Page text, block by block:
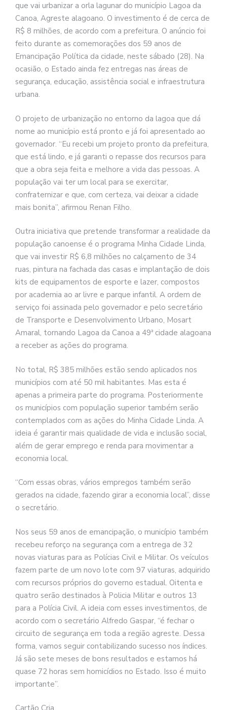
que vai urbanizar a orla lagunar do município Lagoa da
Canoa, Agreste alagoano. O investimento é de cerca de
R$ 8 milhões, de acordo com a prefeitura. O anúncio foi
feito durante as comemorações dos 59 anos de
Emancipação Política da cidade, neste sábado (28). Na
ocasião, o Estado ainda fez entregas nas áreas de
segurança, educação, assistência social e infraestrutura
urbana.
O projeto de urbanização no entorno da lagoa que dá
nome ao município está pronto e já foi apresentado ao
governador. “Eu recebi um projeto pronto da prefeitura,
que está lindo, e já garanti o repasse dos recursos para
que a obra seja feita e melhore a vida das pessoas. A
população vai ter um local para se exercitar,
confraternizar e que, com certeza, vai deixar a cidade
mais bonita”, afirmou Renan Filho.
Outra iniciativa que pretende transformar a realidade da
população canoense é o programa Minha Cidade Linda,
que vai investir R$ 6,8 milhões no calçamento de 34
ruas, pintura na fachada das casas e implantação de dois
kits de equipamentos de esporte e lazer, compostos
por academia ao ar livre e parque infantil. A ordem de
serviço foi assinada pelo governador e pelo secretário
de Transporte e Desenvolvimento Urbano, Mosart
Amaral, tornando Lagoa da Canoa a 49ª cidade alagoana
a receber as ações do programa.
No total, R$ 385 milhões estão sendo aplicados nos
municípios com até 50 mil habitantes. Mas esta é
apenas a primeira parte do programa. Posteriormente
os municípios com população superior também serão
contemplados com as ações do Minha Cidade Linda. A
ideia é garantir mais qualidade de vida e inclusão social,
além de gerar emprego e renda para movimentar a
economia local.
“Com essas obras, vários empregos também serão
gerados na cidade, fazendo girar a economia local”, disse
o secretário.
Nos seus 59 anos de emancipação, o município também
recebeu reforço na segurança com a entrega de 32
novas viaturas para as Polícias Civil e Militar. Os veículos
fazem parte de um novo lote com 97 viaturas, adquirido
com recursos próprios do governo estadual. Oitenta e
quatro serão destinados à Policia Militar e outros 13
para a Polícia Civil. A ideia com esses investimentos, de
acordo com o secretário Alfredo Gaspar, “é fechar o
circuito de segurança em toda a região agreste. Dessa
forma, vamos seguir contabilizando sucesso nos índices.
Já são sete meses de bons resultados e estamos há
quase 72 horas sem homicídios no Estado. Isso é muito
importante”.